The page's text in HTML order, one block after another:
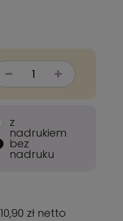
z
nadrukiem
bez
nadruku
10,90 zł netto